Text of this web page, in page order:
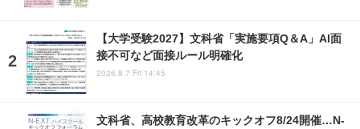
【大学受験2027】文科省「実施要項Q＆A」AI面
接不可など面接ルール明確化
2026.8.7 Fri 14:45
文科省、高校教育改革のキックオフ8/24開催…N-